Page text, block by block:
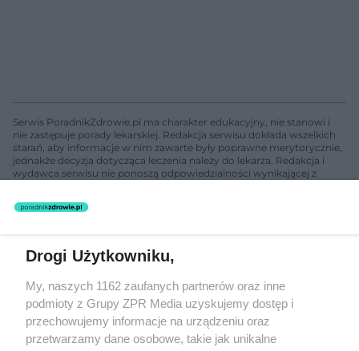
Serwis PoradnikZdrowie.pl ma charakter edukacyjny, nie stanowi i
nie zastępuje porady lekarskiej. Redakcja serwisu dokłada wszelkich
starań, aby informacje w nim zawarte były poprawne merytorycznie,
jednakże decyzja dotycząca leczenia należy do lekarza. Redakcja i
wydawca serwisu nie ponoszą odpowiedzialności wynikającej z
świadczeń zdrowotnych w rozumieniu art. 3 ust 1 ustawy o
rozpowszechniany lub dalej rozpowszechniany w jakikolwiek sposób
(w tym także elektroniczny lub mechaniczny) na jakimkolwiek polu
eksploatacji w jakiejkolwiek formie, włącznie z umieszczaniem w
Internecie bez pisemnej zgody właściciela praw. Jakiekolwiek użycie
lub wykorzystanie utworów w całości lub w części z naruszeniem
Drogi Użytkowniku,
My, naszych 1162 zaufanych partnerów oraz inne
podmioty z Grupy ZPR Media uzyskujemy dostęp i
przechowujemy informacje na urządzeniu oraz
przetwarzamy dane osobowe, takie jak unikalne